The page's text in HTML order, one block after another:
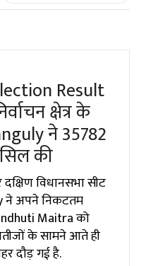
Result
क्षेत्र के
ने 35782
की
विधानसभा सीट
ने अपने निकटतम
Maitra को
के सामने आते ही
दौड़ गई है.